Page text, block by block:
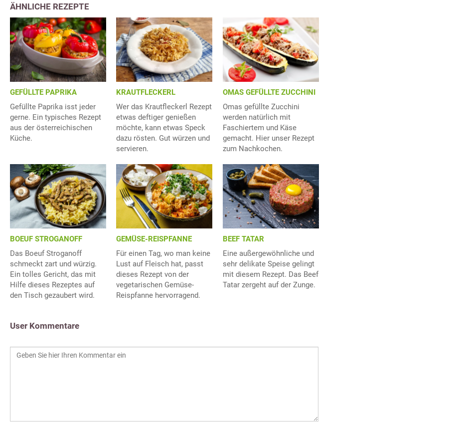
ÄHNLICHE REZEPTE
GEFÜLLTE PAPRIKA
Gefüllte Paprika isst jeder
gerne. Ein typisches Rezept
aus der österreichischen
Küche.
KRAUTFLECKERL
Wer das Krautfleckerl Rezept
etwas deftiger genießen
möchte, kann etwas Speck
dazu rösten. Gut würzen und
servieren.
OMAS GEFÜLLTE ZUCCHINI
Omas gefüllte Zucchini
werden natürlich mit
Faschiertem und Käse
gemacht. Hier unser Rezept
zum Nachkochen.
BOEUF STROGANOFF
Das Boeuf Stroganoff
schmeckt zart und würzig.
Ein tolles Gericht, das mit
Hilfe dieses Rezeptes auf
den Tisch gezaubert wird.
GEMÜSE-REISPFANNE
Für einen Tag, wo man keine
Lust auf Fleisch hat, passt
dieses Rezept von der
vegetarischen Gemüse-
Reispfanne hervorragend.
BEEF TATAR
Eine außergewöhnliche und
sehr delikate Speise gelingt
mit diesem Rezept. Das Beef
Tatar zergeht auf der Zunge.
User Kommentare